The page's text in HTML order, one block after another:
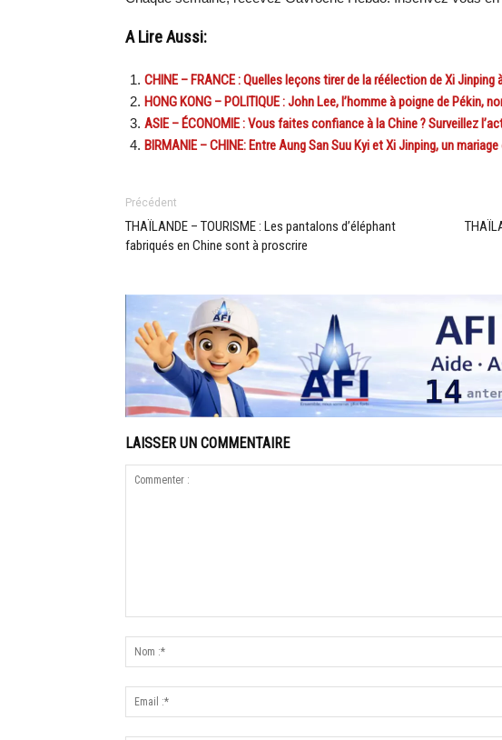
A Lire Aussi:
CHINE – FRANCE : Quelles leçons tirer de la réélection de Xi Jinping
HONG KONG – POLITIQUE : John Lee, l’homme à poigne de Pékin,
ASIE – ÉCONOMIE : Vous faites confiance à la Chine ? Surveillez
BIRMANIE – CHINE: Entre Aung San Suu Kyi et Xi Jinping, un
Précédent
THAÏLANDE – TOURISME : Les pantalons d’éléphant
fabriqués en Chine sont à proscrire
LAISSER UN COMMENTAIRE